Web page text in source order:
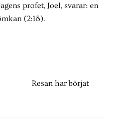
profet, Joel, svarar: en
(2:18).
Resan har börjat